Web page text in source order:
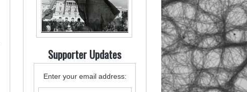
Supporter Updates
Enter your email address: